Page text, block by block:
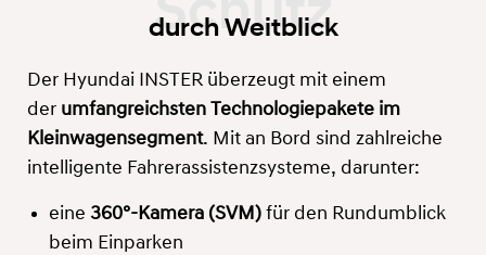
durch Weitblick
Der Hyundai INSTER überzeugt mit einem
der umfangreichsten Technologiepakete im
Kleinwagensegment. Mit an Bord sind zahlreiche
intelligente Fahrerassistenzsysteme, darunter:
eine 360°-Kamera (SVM) für den Rundumblick
beim Einparken